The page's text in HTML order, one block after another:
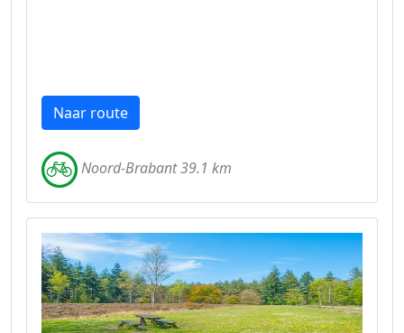
Naar route
Noord-Brabant 39.1 km